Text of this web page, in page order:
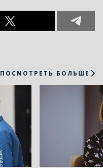
ПОСМОТРЕТЬ БОЛЬШЕ